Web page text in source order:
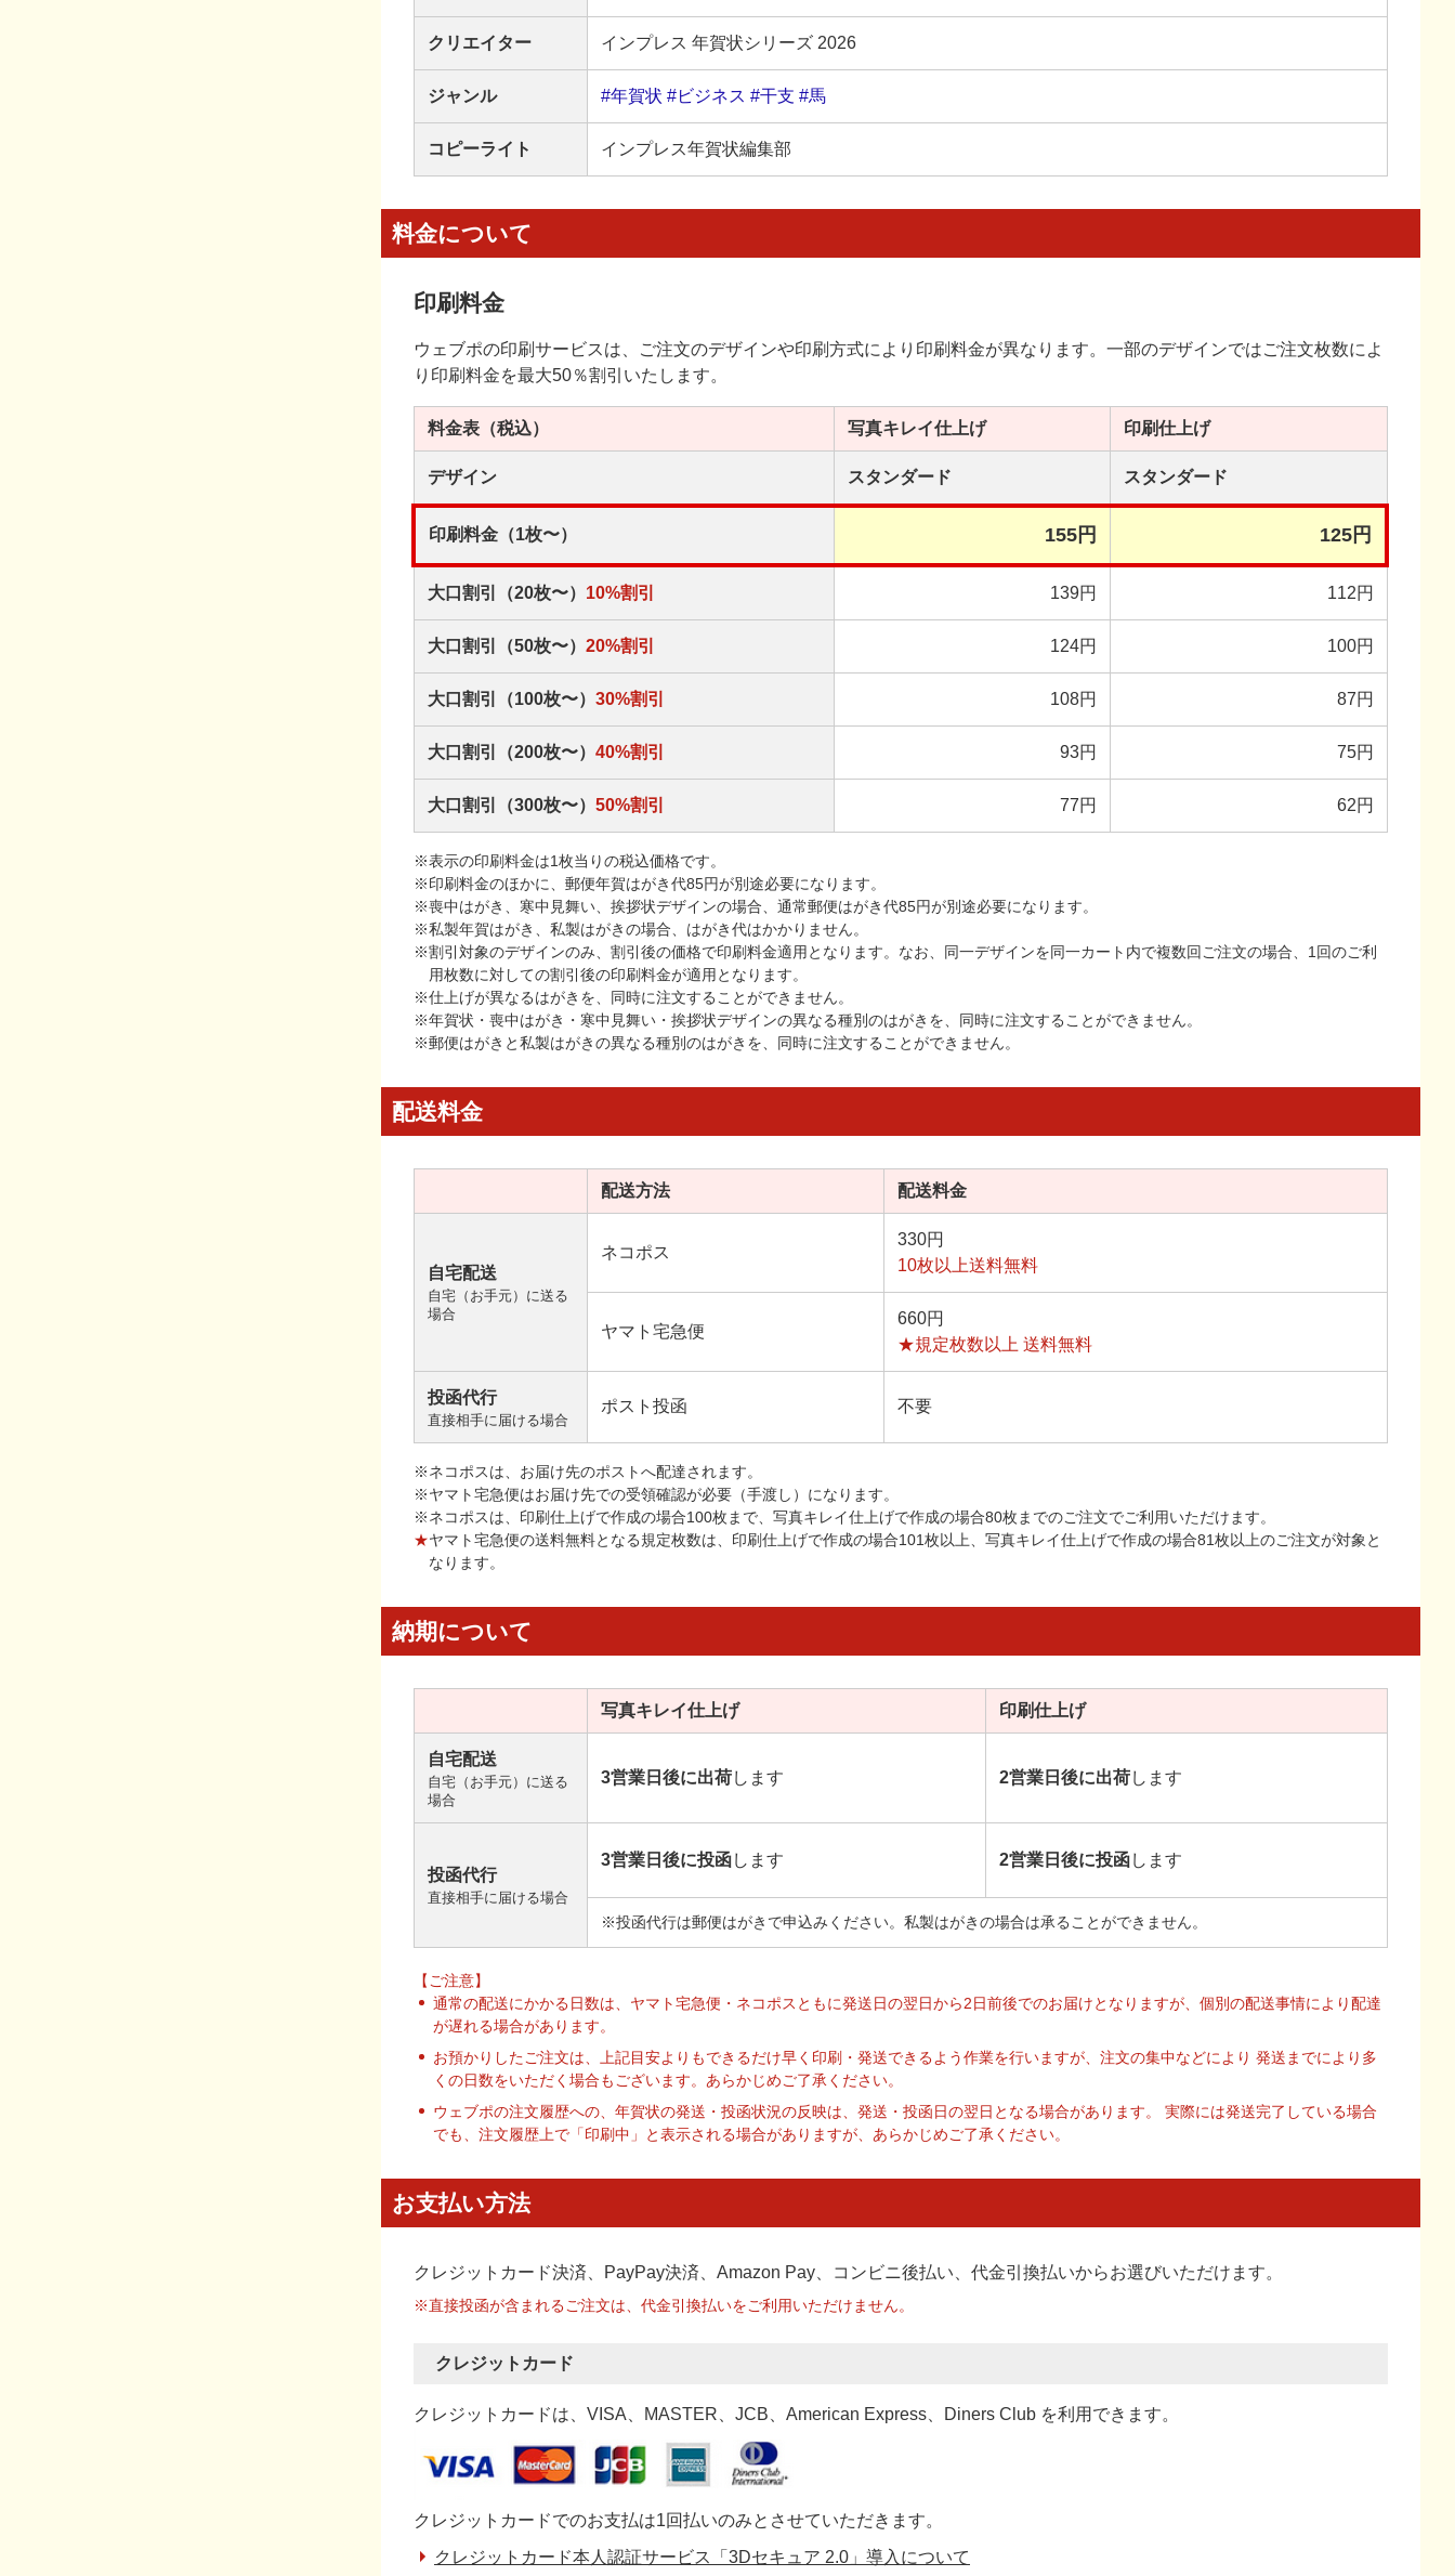
クリエイター インプレス 年賀状シリーズ 2026
ジャンル #年賀状 #ビジネス #干支 #馬
コピーライト インプレス年賀状編集部
料金について
印刷料金
ウェブポの印刷サービスは、ご注文のデザインや印刷方式により印刷料金が異なります。一部のデザインではご注文枚数によ
り印刷料金を最大50％割引いたします。
料金表 （税込） 写真キレイ仕上げ 印刷仕上げ
デザイン スタンダード スタンダード
印刷料金（1枚〜） 155円 125円
大口割引（20枚〜） 10%割引 139円 112円
大口割引（50枚〜） 20%割引 124円 100円
大口割引（100枚〜） 30%割引 108円 87円
大口割引（200枚〜） 40%割引 93円 75円
大口割引（300枚〜） 50%割引 77円 62円
※表示の印刷料金は1枚当りの税込価格です。
※印刷料金のほかに、郵便年賀はがき代85円が別途必要になります。
※喪中はがき、寒中見舞い、挨拶状デザインの場合、通常郵便はがき代85円が別途必要になります。
※私製年賀はがき、私製はがきの場合、はがき代はかかりません。
※割引対象のデザインのみ、割引後の価格で印刷料金適用となります。なお、同一デザインを同一カート内で複数回ご注文の場合、1回のご利
用枚数に対しての割引後の印刷料金が適用となります。
※仕上げが異なるはがきを、同時に注文することができません。
※年賀状・喪中はがき・寒中見舞い・挨拶状デザインの異なる種別のはがきを、同時に注文することができません。
※郵便はがきと私製はがきの異なる種別のはがきを、同時に注文することができません。
配送料金
配送方法 配送料金
自宅配送
自宅（お手元）に送る
場合
ネコポス
330円
10枚以上送料無料
ヤマト宅急便
660円
★規定枚数以上 送料無料
投函代行
直接相手に届ける場合
ポスト投函 不要
※ネコポスは、お届け先のポストへ配達されます。
※ヤマト宅急便はお届け先での受領確認が必要（手渡し）になります。
※ネコポスは、印刷仕上げで作成の場合100枚まで、写真キレイ仕上げで作成の場合80枚までのご注文でご利用いただけます。
★ヤマト宅急便の送料無料となる規定枚数は、印刷仕上げで作成の場合101枚以上、写真キレイ仕上げで作成の場合81枚以上のご注文が対象と
なります。
納期について
写真キレイ仕上げ 印刷仕上げ
自宅配送
自宅（お手元）に送る
場合
3営業日後に出荷します 2営業日後に出荷します
投函代行
直接相手に届ける場合
3営業日後に投函します 2営業日後に投函します
※投函代行は郵便はがきで申込みください。私製はがきの場合は承ることができません。
【ご注意】
通常の配送にかかる日数は、ヤマト宅急便・ネコポスともに発送日の翌日から2日前後でのお届けとなりますが、個別の配送事情により配達
が遅れる場合があります。
お預かりしたご注文は、上記目安よりもできるだけ早く印刷・発送できるよう作業を行いますが、注文の集中などにより 発送までにより多
くの日数をいただく場合もございます。あらかじめご了承ください。
ウェブポの注文履歴への、年賀状の発送・投函状況の反映は、発送・投函日の翌日となる場合があります。 実際には発送完了している場合
でも、注文履歴上で「印刷中」と表示される場合がありますが、あらかじめご了承ください。
お支払い方法
クレジットカード決済、PayPay決済 、Amazon Pay、コンビニ後払い、代金引換払いからお選びいただけます。
※直接投函が含まれるご注文は、代金引換払いをご利用いただけません。
クレジットカード
クレジットカードは、VISA、MASTER、JCB、American Express、Diners Club を利用できます。
クレジットカードでのお支払は1回払いのみとさせていただきます。
クレジットカード本人認証サービス「3Dセキュア 2.0」導入について